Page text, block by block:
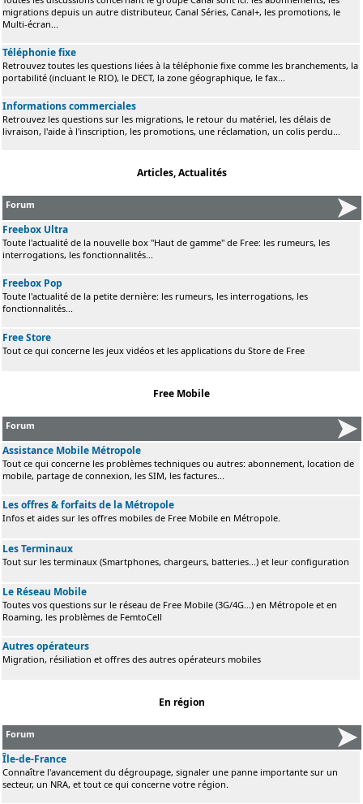
migrations depuis un autre distributeur, Canal Séries, Canal+, les promotions, le
Multi-écran...
Téléphonie fixe
Retrouvez toutes les questions liées à la téléphonie fixe comme les branchements, la
portabilité (incluant le RIO), le DECT, la zone géographique, le fax...
Informations commerciales
Retrouvez les questions sur les migrations, le retour du matériel, les délais de
livraison, l'aide à l'inscription, les promotions, une réclamation, un colis perdu...
Articles, Actualités
Forum
Freebox Ultra
Toute l'actualité de la nouvelle box "Haut de gamme" de Free: les rumeurs, les
interrogations, les fonctionnalités...
Freebox Pop
Toute l'actualité de la petite dernière: les rumeurs, les interrogations, les
fonctionnalités...
Free Store
Tout ce qui concerne les jeux vidéos et les applications du Store de Free
Free Mobile
Forum
Assistance Mobile Métropole
Tout ce qui concerne les problèmes techniques ou autres: abonnement, location de
mobile, partage de connexion, les SIM, les factures...
Les offres & forfaits de la Métropole
Infos et aides sur les offres mobiles de Free Mobile en Métropole.
Les Terminaux
Tout sur les terminaux (Smartphones, chargeurs, batteries...) et leur configuration
Le Réseau Mobile
Toutes vos questions sur le réseau de Free Mobile (3G/4G...) en Métropole et en
Roaming, les problèmes de FemtoCell
Autres opérateurs
Migration, résiliation et offres des autres opérateurs mobiles
En région
Forum
Île-de-France
Connaître l'avancement du dégroupage, signaler une panne importante sur un
secteur, un NRA, et tout ce qui concerne votre région.